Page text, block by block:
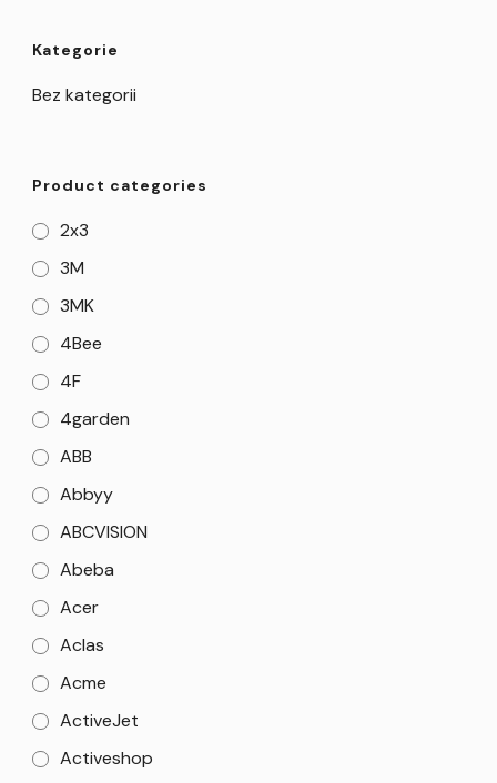
Kategorie
Bez kategorii
Product categories
2x3
3M
3MK
4Bee
4F
4garden
ABB
Abbyy
ABCVISION
Abeba
Acer
Aclas
Acme
ActiveJet
Activeshop